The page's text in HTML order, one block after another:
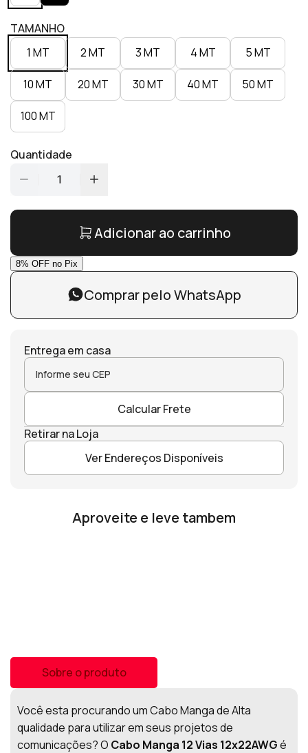
TAMANHO
1 MT
2 MT 3 MT 4 MT 5 MT
10 MT 20 MT 30 MT 40 MT 50 MT
100 MT
Quantidade
1
Adicionar ao carrinho
Comprar pelo WhatsApp
Entrega em casa
Calcular Frete
Retirar na Loja
Ver Endereços Disponíveis
Aproveite e leve tambem
Sobre o produto
Você esta procurando um Cabo Manga de Alta
qualidade para utilizar em seus projetos de
comunicações? O Cabo Manga 12 Vias 12x22AWGé